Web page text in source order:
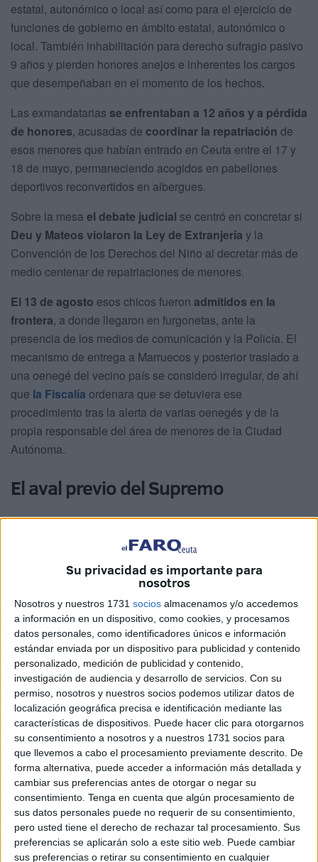
Su privacidad es importante para
nosotros
Nosotros y nuestros 1731 socios almacenamos y/o accedemos
a información en un dispositivo, como cookies, y procesamos
datos personales, como identificadores únicos e información
estándar enviada por un dispositivo para publicidad y contenido
personalizado, medición de publicidad y contenido,
investigación de audiencia y desarrollo de servicios. Con su
permiso, nosotros y nuestros socios podemos utilizar datos de
localización geográfica precisa e identificación mediante las
características de dispositivos. Puede hacer clic para otorgarnos
su consentimiento a nosotros y a nuestros 1731 socios para
que llevemos a cabo el procesamiento previamente descrito. De
forma alternativa, puede acceder a información más detallada y
cambiar sus preferencias antes de otorgar o negar su
consentimiento. Tenga en cuenta que algún procesamiento de
sus datos personales puede no requerir de su consentimiento,
pero usted tiene el derecho de rechazar tal procesamiento. Sus
preferencias se aplicarán solo a este sitio web. Puede cambiar
sus preferencias o retirar su consentimiento en cualquier
estatal, autonómico o local así como para el ejercicio de
funciones de gobierno en ámbito estatal, autonómico o
local. También inhabilitación para derecho sufragio pasivo
9 años y pierden honores anejos e inherentes los cargos
que desempeñaban en el momento de los hechos.
Las exmandatarias se enfrentaban a 12 años y a pérdida
de honores, acusadas de coordinar la repatriación de
esos menores que habían entrado en Ceuta entre el 17 y
18 de mayo, permaneciendo acogidos en pabellones
deportivos reconvertidos en albergues.
Sobre la mesa el debate judicial se centró en concretar si
Deu y Mateos violaron la Ley de Extranjería y la
Convención de los Derechos del Niño al decretar más de
medio centenar de repatriaciones de menores.
El 13 de agosto esos chicos fueron admitidos en la
frontera, a donde llegaron en furgonetas, ante la
presencia de los medios de comunicación y la Policía. El
mecanismo de entrega a Marruecos y posterior traslado a
una oenegé del vecino país se consideró irregular, de ahí
que la Fiscalía ordenara que se detuviera ese
procedimiento tras la alerta de varias oenegés y de la
propia responsable del área de menores de la Ciudad
Autónoma.
El aval previo del Supremo
En diciembre de 2023, la Fiscalía del Tribunal Supremo se
posicionó en torno a este asunto dejando claro que esa
incumplido el acuerdo
España en2007con dicho país porque "en ningún
normativa legal y reglamentaria española a dicho pacto.
Para elMinisterio Públicoel asunto objeto de juicio
estaba claro, lo que le llevó a solicitar que ambas
exmandatariasfueran condenadas a 12 años de
inhabilitaciónespecial para el ejercicio de “cargos
electivos” o “funciones de gobierno”, así como la pérdida
de honores.
Las defensas mantuvieron que se
había obrado de buena fe
Losabogados de Deu y Mateosintentarán demostrar
durante la vista judicial que se obró de buena fe , siempre